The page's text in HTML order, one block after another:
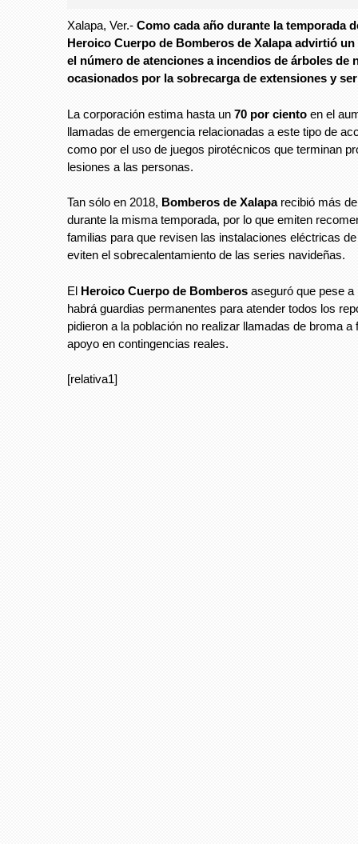
Xalapa, Ver.- Como cada año durante la temporada
Heroico Cuerpo de Bomberos de Xalapa advirtió
el número de atenciones a incendios de árboles de
ocasionados por la sobrecarga de extensiones y
La corporación estima hasta un 70 por ciento en el
llamadas de emergencia relacionadas a este tipo de
como por el uso de juegos pirotécnicos que terminan
lesiones a las personas.
Tan sólo en 2018, Bomberos de Xalaparecibió más
durante la misma temporada, por lo que emiten
familias para que revisen las instalaciones eléctricas
eviten el sobrecalentamiento de las series navideñas.
El Heroico Cuerpo de Bomberos aseguró que pese a
habrá guardias permanentes para atender todos los
pidieron a la población no realizar llamadas de broma a
apoyo en contingencias reales.
[relativa1]